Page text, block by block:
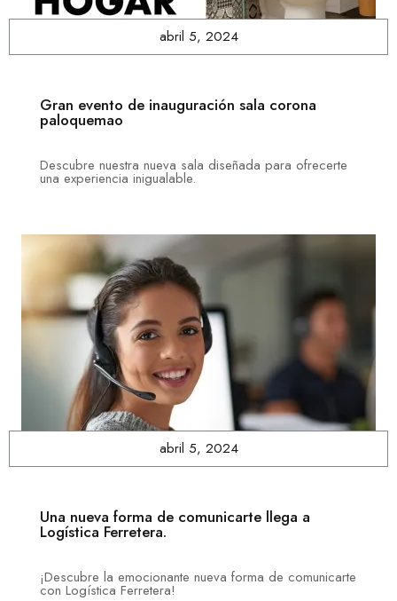
abril 5, 2024
Gran evento de inauguración sala corona
paloquemao
Descubre nuestra nueva sala diseñada para ofrecerte
una experiencia inigualable.
abril 5, 2024
Una nueva forma de comunicarte llega a
Logística Ferretera.
¡Descubre la emocionante nueva forma de comunicarte
con Logística Ferretera!